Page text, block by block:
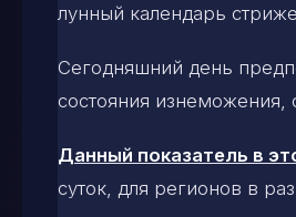
лунный календарь
Сегодняшний день
состояния изнеможения,
Данный показатель в
суток, для регионов в